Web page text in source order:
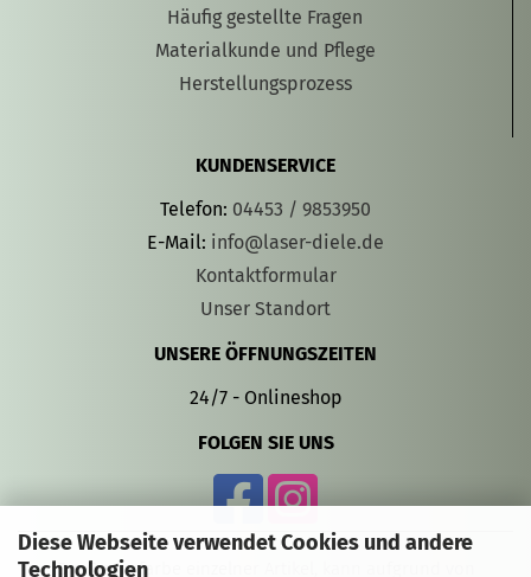
Diese Webseite verwendet Cookies und andere
Technologien
Häufig gestellte Fragen
Materialkunde und Pflege
Herstellungsprozess
KUNDENSERVICE
Telefon: 04453 / 9853950
E-Mail: info@laser-diele.de
Kontaktformular
Unser Standort
UNSERE ÖFFNUNGSZEITEN
24/7 - Onlineshop
FOLGEN SIE UNS
Die Gravurfarbe einzelner Artikel, kann aufgrund von